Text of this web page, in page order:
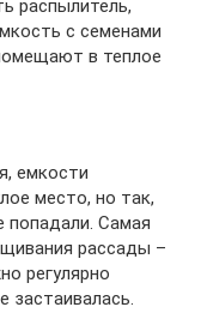
распылитель,
с семенами
в теплое
емкости
место, но так,
попадали. Самая
рассады –
регулярно
застаивалась.